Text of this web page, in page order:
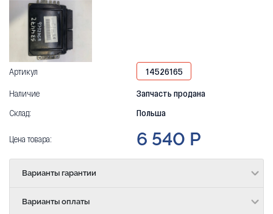
Артикул
14526165
Наличие
Запчасть продана
Склад:
Польша
Цена товара: 6 540 Р
Варианты гарантии
Варианты оплаты